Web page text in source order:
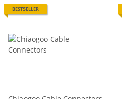
BESTSELLER